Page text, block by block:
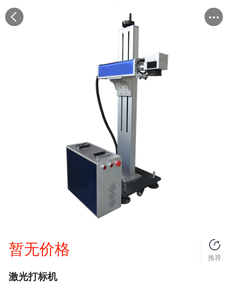
暂无价格
推荐
激光打标机